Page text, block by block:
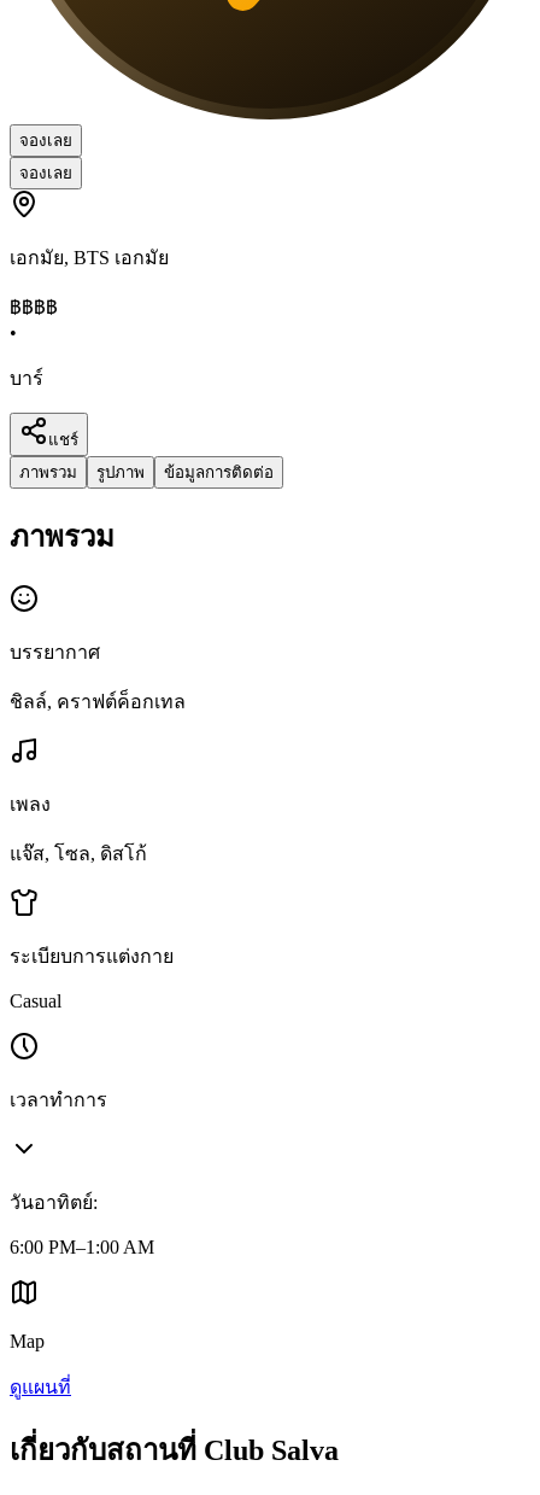
จองเลย
จองเลย
เอกมัย, BTS เอกมัย
฿฿฿฿
•
บาร์
แชร์
ภาพรวม
รูปภาพ ข้อมูลการติดต่อ
ภาพรวม
บรรยากาศ
ชิลล์, คราฟต์ค็อกเทล
เพลง
แจ๊ส, โซล, ดิสโก้
ระเบียบการแต่งกาย
Casual
เวลาทำการ
วันอาทิตย์:
6:00 PM–1:00 AM
Map
ดูแผนที่
เกี่ยวกับสถานที่ Club Salva